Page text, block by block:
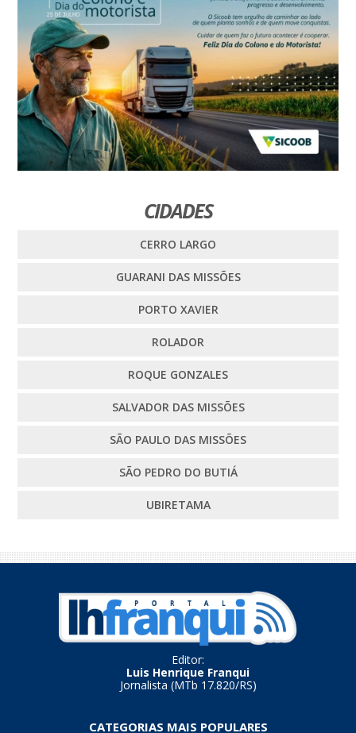
CIDADES
CERRO LARGO
GUARANI DAS MISSÕES
PORTO XAVIER
ROLADOR
ROQUE GONZALES
SALVADOR DAS MISSÕES
SÃO PAULO DAS MISSÕES
SÃO PEDRO DO BUTIÁ
UBIRETAMA
Editor:
Luis Henrique Franqui
Jornalista (MTb 17.820/RS)
CATEGORIAS MAIS POPULARES